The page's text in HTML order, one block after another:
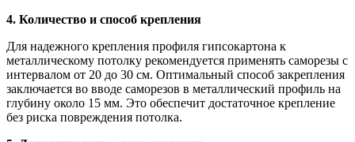
4. Количество и способ крепления
Для надежного крепления профиля гипсокартона к
металлическому потолку рекомендуется применять саморезы с
интервалом от 20 до 30 см. Оптимальный способ закрепления
заключается во вводе саморезов в металлический профиль на
глубину около 15 мм. Это обеспечит достаточное крепление
без риска повреждения потолка.